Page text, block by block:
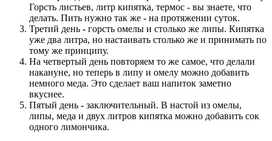
Горсть листьев, литр кипятка, термос - вы знаете, что
делать. Пить нужно так же - на протяжении суток.
Третий день - горсть омелы и столько же липы. Кипятка
уже два литра, но настаивать столько же и принимать по
тому же принципу.
На четвертый день повторяем то же самое, что делали
накануне, но теперь в липу и омелу можно добавить
немного меда. Это сделает ваш напиток заметно
вкуснее.
Пятый день - заключительный. В настой из омелы,
липы, меда и двух литров кипятка можно добавить сок
одного лимончика.